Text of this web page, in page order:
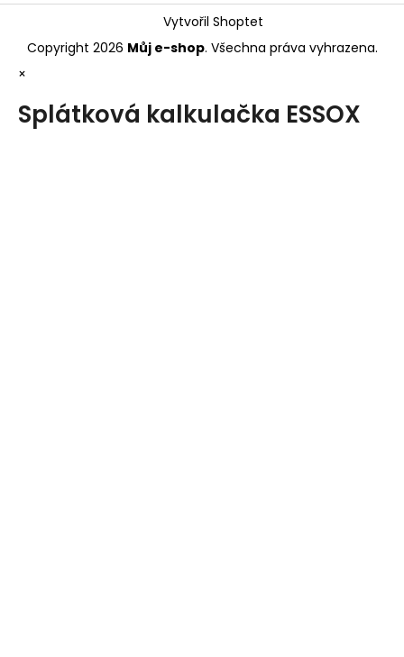
Vytvořil Shoptet
Copyright 2026 Můj e-shop. Všechna práva vyhrazena.
×
Splátková kalkulačka ESSOX